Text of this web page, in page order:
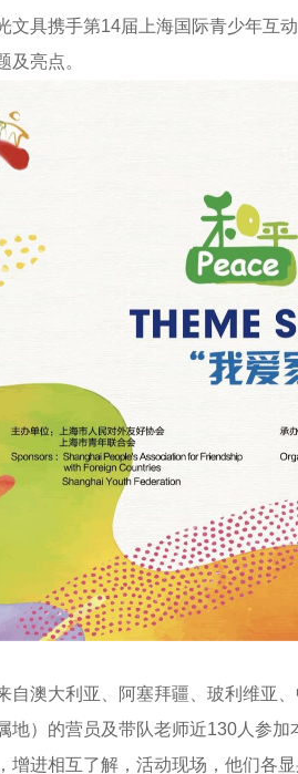
文具携手第14届上海国际青少年互
及亮点。
自澳大利亚、阿塞拜疆、玻利维亚
地）的营员及带队老师近130人参
增进相互了解，活动现场，他们各